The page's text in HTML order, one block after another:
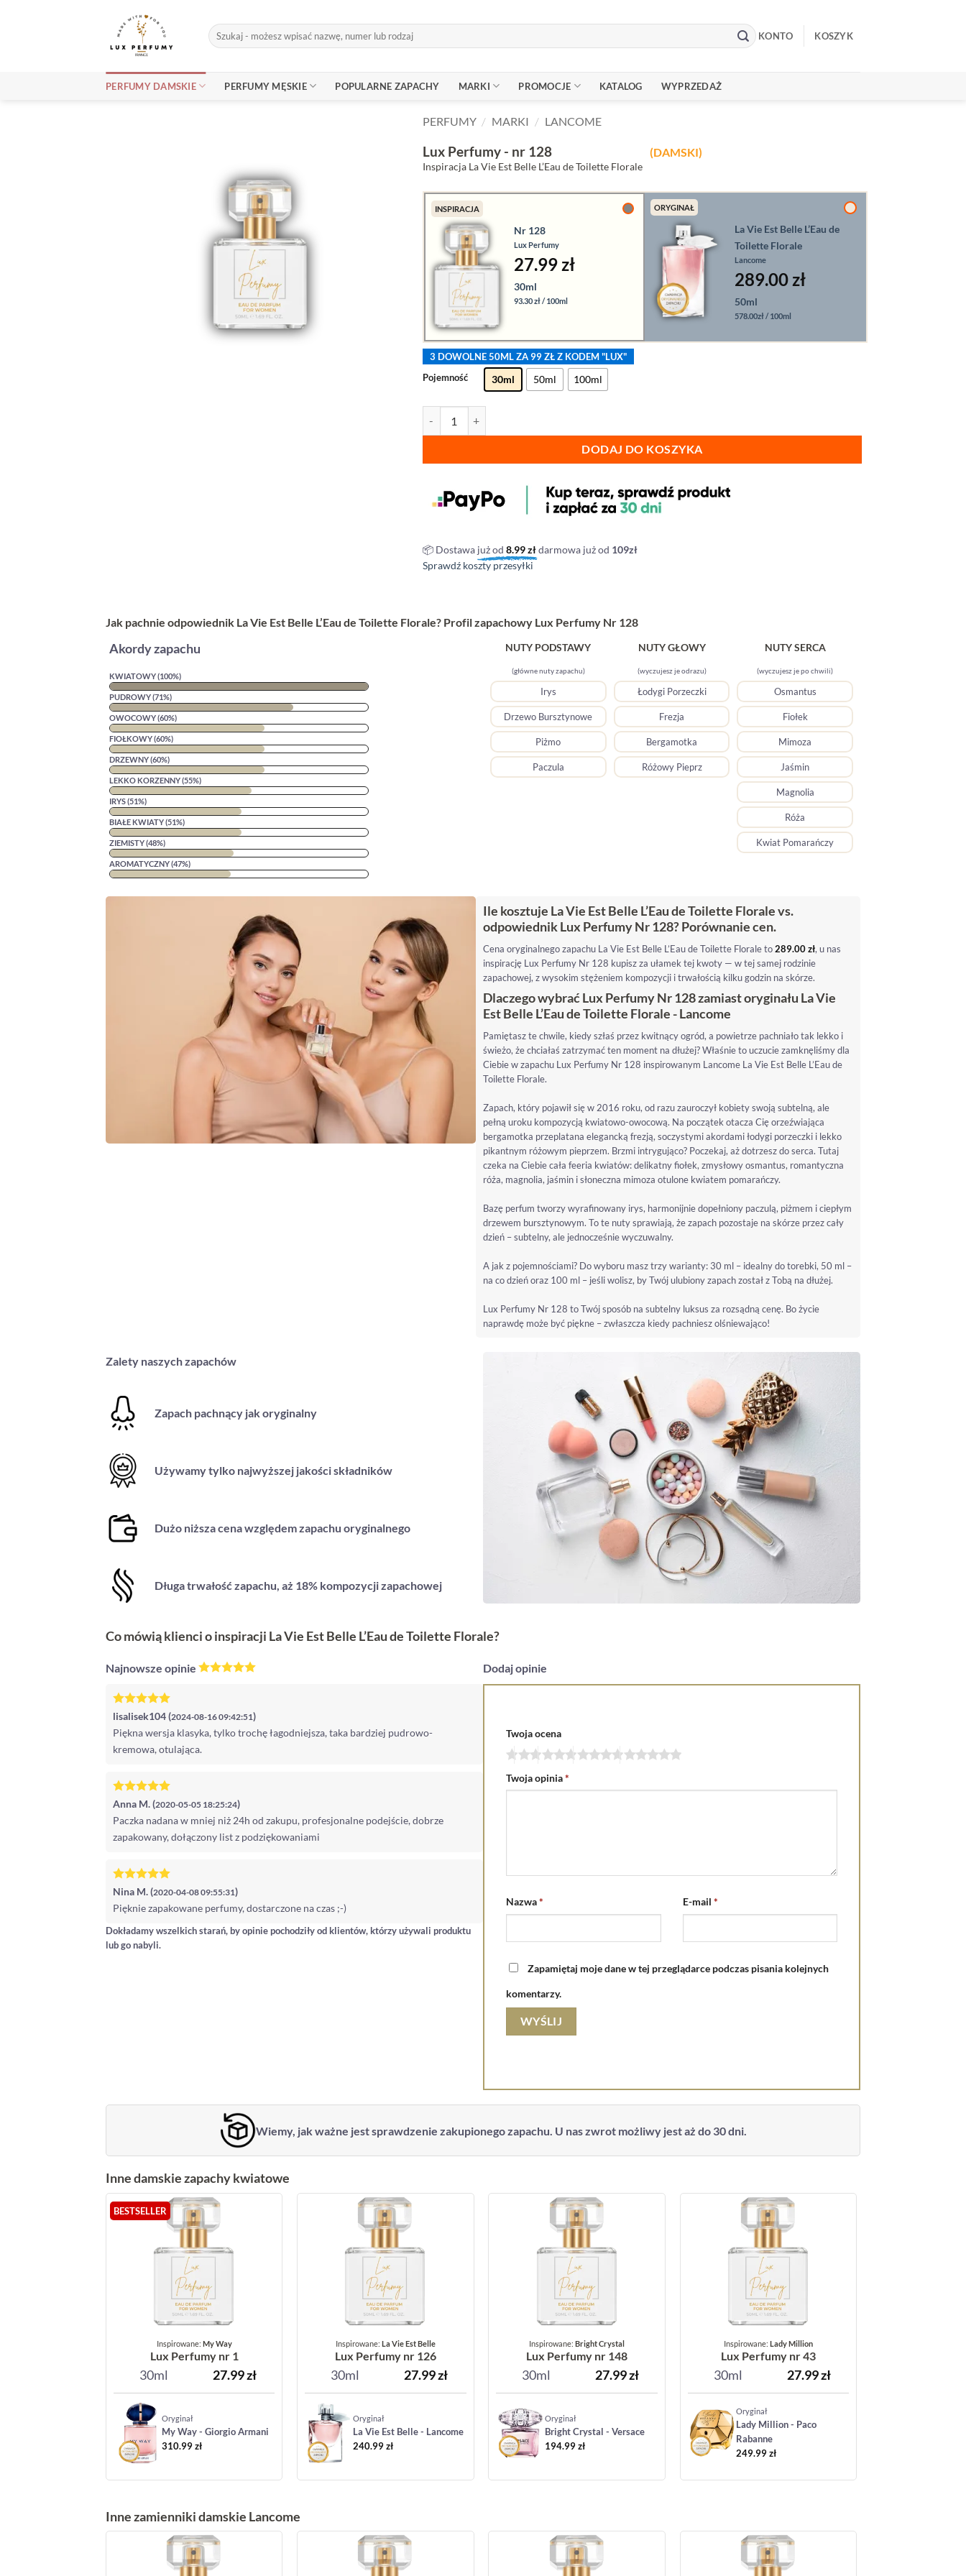
Szukaj:
KONTO KOSZYK
PERFUMY DAMSKIE PERFUMY MĘSKIE POPULARNE ZAPACHY MARKI PROMOCJE KATALOG WYPRZEDAŻ
PERFUMY / MARKI / LANCOME
Lux Perfumy - nr 128
Inspiracja La Vie Est Belle L’Eau de Toilette Florale
(DAMSKI)
INSPIRACJA
Nr 128
Lux Perfumy
27.99 zł
30ml
93.30 zł / 100ml
ORYGINAŁ
La Vie Est Belle L’Eau de
Toilette Florale
Lancome
289.00 zł
50ml
578.00zł / 100ml
3 DOWOLNE 50ML ZA 99 ZŁ Z KODEM "LUX"
Pojemność
30ml 50ml 100ml
DODAJ DO KOSZYKA
📦 Dostawa już od 8.99zł darmowa już od 109zł
Sprawdź koszty przesyłki
Jak pachnie odpowiednik La Vie Est Belle L’Eau de Toilette Florale? Profil zapachowy Lux Perfumy Nr 128
Akordy zapachu
KWIATOWY (100%)
PUDROWY (71%)
OWOCOWY (60%)
FIOŁKOWY (60%)
DRZEWNY (60%)
LEKKO KORZENNY (55%)
IRYS (51%)
BIAŁE KWIATY (51%)
ZIEMISTY (48%)
AROMATYCZNY (47%)
NUTY PODSTAWY
(główne nuty zapachu)
Irys
Drzewo Bursztynowe
Piżmo
Paczula
NUTY GŁOWY
(wyczujesz je odrazu)
Łodygi Porzeczki
Frezja
Bergamotka
Różowy Pieprz
NUTY SERCA
(wyczujesz je po chwili)
Osmantus
Fiołek
Mimoza
Jaśmin
Magnolia
Róża
Kwiat Pomarańczy
Ile kosztuje La Vie Est Belle L’Eau de Toilette Florale vs.
odpowiednik Lux Perfumy Nr 128? Porównanie cen.
Cena oryginalnego zapachu La Vie Est Belle L’Eau de Toilette Florale to289.00zł, u nas
inspirację Lux Perfumy Nr 128 kupisz za ułamek tej kwoty — w tej samej rodzinie
zapachowej, z wysokim stężeniem kompozycji i trwałością kilku godzin na skórze.
Dlaczego wybrać Lux Perfumy Nr 128 zamiast oryginału La Vie
Est Belle L’Eau de Toilette Florale - Lancome
Pamiętasz te chwile, kiedy szłaś przez kwitnący ogród, a powietrze pachniało tak lekko i
świeżo, że chciałaś zatrzymać ten moment na dłużej? Właśnie to uczucie zamknęliśmy dla
Ciebie w zapachu Lux Perfumy Nr 128 inspirowanym Lancome La Vie Est Belle L’Eau de
Toilette Florale.
Zapach, który pojawił się w 2016 roku, od razu zauroczył kobiety swoją subtelną, ale
pełną uroku kompozycją kwiatowo-owocową. Na początek otacza Cię orzeźwiająca
bergamotka przeplatana elegancką frezją, soczystymi akordami łodygi porzeczki i lekko
pikantnym różowym pieprzem. Brzmi intrygująco? Poczekaj, aż dotrzesz do serca. Tutaj
czeka na Ciebie cała feeria kwiatów: delikatny fiołek, zmysłowy osmantus, romantyczna
róża, magnolia, jaśmin i słoneczna mimoza otulone kwiatem pomarańczy.
Bazę perfum tworzy wyrafinowany irys, harmonijnie dopełniony paczulą, piżmem i ciepłym
drzewem bursztynowym. To te nuty sprawiają, że zapach pozostaje na skórze przez cały
dzień – subtelny, ale jednocześnie wyczuwalny.
A jak z pojemnościami? Do wyboru masz trzy warianty: 30 ml – idealny do torebki, 50 ml –
na co dzień oraz 100 ml – jeśli wolisz, by Twój ulubiony zapach został z Tobą na dłużej.
Lux Perfumy Nr 128 to Twój sposób na subtelny luksus za rozsądną cenę. Bo życie
naprawdę może być piękne – zwłaszcza kiedy pachniesz olśniewająco!
Zalety naszych zapachów
Zapach pachnący jak oryginalny
Używamy tylko najwyższej jakości składników
Dużo niższa cena względem zapachu oryginalnego
Długa trwałość zapachu, aż 18% kompozycji zapachowej
Co mówią klienci o inspiracji La Vie Est Belle L’Eau de Toilette Florale?
Najnowsze opinie
lisalisek104 (2024-08-16 09:42:51)
Piękna wersja klasyka, tylko trochę łagodniejsza, taka bardziej pudrowo-
kremowa, otulająca.
Anna M. (2020-05-05 18:25:24)
Paczka nadana w mniej niż 24h od zakupu, profesjonalne podejście, dobrze
zapakowany, dołączony list z podziękowaniami
Nina M. (2020-04-08 09:55:31)
Pięknie zapakowane perfumy, dostarczone na czas ;-)
Dokładamy wszelkich starań, by opinie pochodziły od klientów, którzy używali produktu
lub go nabyli.
Dodaj opinie
Twoja ocena
Twoja opinia*
Nazwa* E-mail *
Zapamiętaj moje dane w tej przeglądarce podczas pisania kolejnych
komentarzy.
Wiemy, jak ważne jest sprawdzenie zakupionego zapachu. U nas zwrot możliwy jest aż do 30 dni.
Inne damskie zapachy kwiatowe
BESTSELLER
Inspirowane: My Way
Lux Perfumy nr 1
30ml 27.99zł
Oryginał
My Way - Giorgio Armani
310.99zł
Inspirowane: La Vie Est Belle
Lux Perfumy nr 126
30ml 27.99zł
Oryginał
La Vie Est Belle - Lancome
240.99zł
Inspirowane:Bright Crystal
Lux Perfumy nr 148
30ml 27.99zł
Oryginał
Bright Crystal - Versace
194.99zł
Inspirowane: Lady Million
Lux Perfumy nr 43
30ml 27.99zł
Oryginał
Lady Million - Paco
Rabanne
249.99zł
Inne zamienniki damskie Lancome